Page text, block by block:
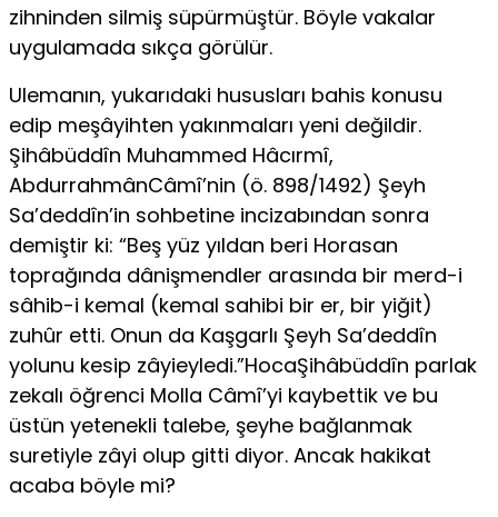
zihninden silmiş süpürmüştür. Böyle vakalar
uygulamada sıkça görülür.
Ulemanın, yukarıdaki hususları bahis konusu
edip meşâyihten yakınmaları yeni değildir.
Şihâbüddîn Muhammed Hâcırmî,
AbdurrahmânCâmî’nin (ö. 898/1492) Şeyh
Sa’deddîn’in sohbetine incizabından sonra
demiştir ki: “Beş yüz yıldan beri Horasan
toprağında dânişmendler arasında bir merd-i
sâhib-i kemal (kemal sahibi bir er, bir yiğit)
zuhûr etti. Onun da Kaşgarlı Şeyh Sa’deddîn
yolunu kesip zâyieyledi.”HocaŞihâbüddîn parlak
zekalı öğrenci Molla Câmî’yi kaybettik ve bu
üstün yetenekli talebe, şeyhe bağlanmak
suretiyle zâyi olup gitti diyor. Ancak hakikat
acaba böyle mi?